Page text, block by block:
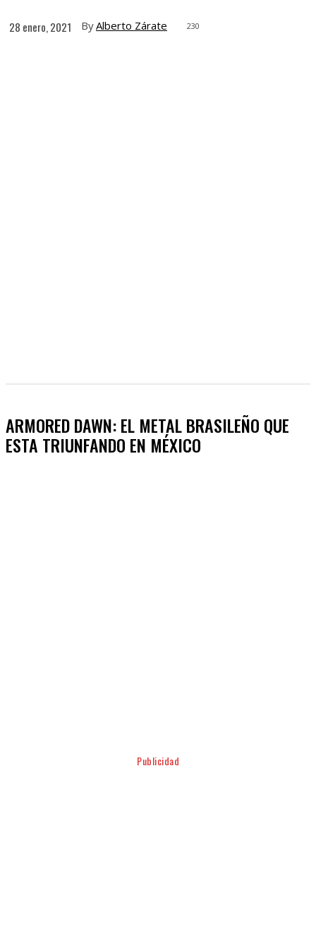
28 enero, 2021 ByAlberto Zárate 230
ARMORED DAWN: EL METAL BRASILEÑO QUE
ESTA TRIUNFANDO EN MÉXICO
Publicidad